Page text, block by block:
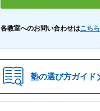
各教室へのお問い合わせはこちら
塾の選び方ガイド